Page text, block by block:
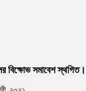
বিক্ষোভ সমাবেশ স্থগিত।